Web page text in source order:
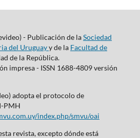
- Publicación de laSociedad
del Uruguayy de la Facultad de
de la República.
impresa - ISSN 1688-4809 versión
adopta el protocolo de
PMH
index.php/smvu/oai
revista, excepto dónde está